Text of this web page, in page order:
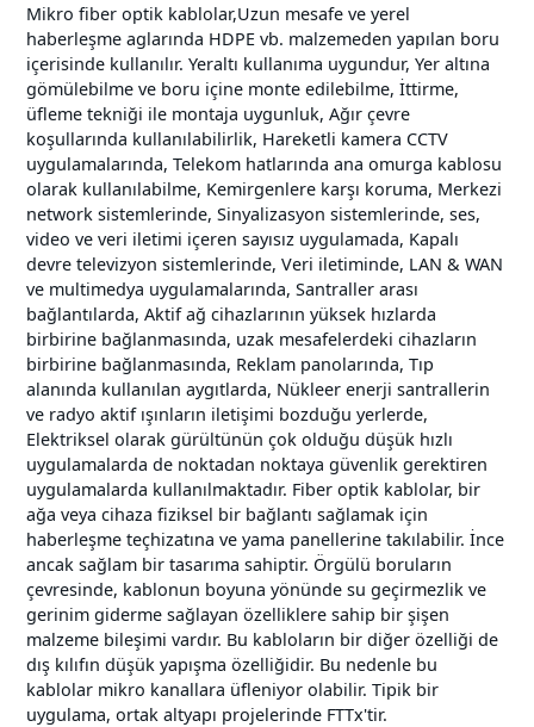
Mikro fiber optik kablolar,Uzun mesafe ve yerel
haberleşme aglarında HDPE vb. malzemeden yapılan boru
içerisinde kullanılır. Yeraltı kullanıma uygundur, Yer altına
gömülebilme ve boru içine monte edilebilme, İttirme,
üfleme tekniği ile montaja uygunluk, Ağır çevre
koşullarında kullanılabilirlik, Hareketli kamera CCTV
uygulamalarında, Telekom hatlarında ana omurga kablosu
olarak kullanılabilme, Kemirgenlere karşı koruma, Merkezi
network sistemlerinde, Sinyalizasyon sistemlerinde, ses,
video ve veri iletimi içeren sayısız uygulamada, Kapalı
devre televizyon sistemlerinde, Veri iletiminde, LAN & WAN
ve multimedya uygulamalarında, Santraller arası
bağlantılarda, Aktif ağ cihazlarının yüksek hızlarda
birbirine bağlanmasında, uzak mesafelerdeki cihazların
birbirine bağlanmasında, Reklam panolarında, Tıp
alanında kullanılan aygıtlarda, Nükleer enerji santrallerin
ve radyo aktif ışınların iletişimi bozduğu yerlerde,
Elektriksel olarak gürültünün çok olduğu düşük hızlı
uygulamalarda de noktadan noktaya güvenlik gerektiren
uygulamalarda kullanılmaktadır. Fiber optik kablolar, bir
ağa veya cihaza fiziksel bir bağlantı sağlamak için
haberleşme teçhizatına ve yama panellerine takılabilir. İnce
ancak sağlam bir tasarıma sahiptir. Örgülü boruların
çevresinde, kablonun boyuna yönünde su geçirmezlik ve
gerinim giderme sağlayan özelliklere sahip bir şişen
malzeme bileşimi vardır. Bu kabloların bir diğer özelliği de
dış kılıfın düşük yapışma özelliğidir. Bu nedenle bu
kablolar mikro kanallara üfleniyor olabilir. Tipik bir
uygulama, ortak altyapı projelerinde FTTx'tir.